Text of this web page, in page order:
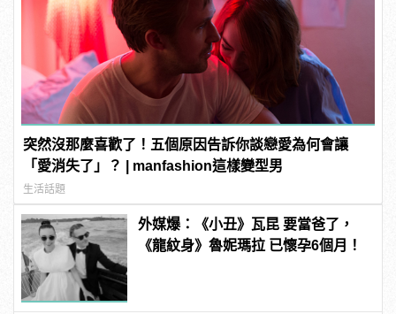
突然沒那麼喜歡了！五個原因告訴你談戀愛為何會讓
「愛消失了」？ | manfashion這樣變型男
生活話題
外媒爆：《小丑》瓦昆 要當爸了，
《龍紋身》魯妮瑪拉 已懷孕6個月！